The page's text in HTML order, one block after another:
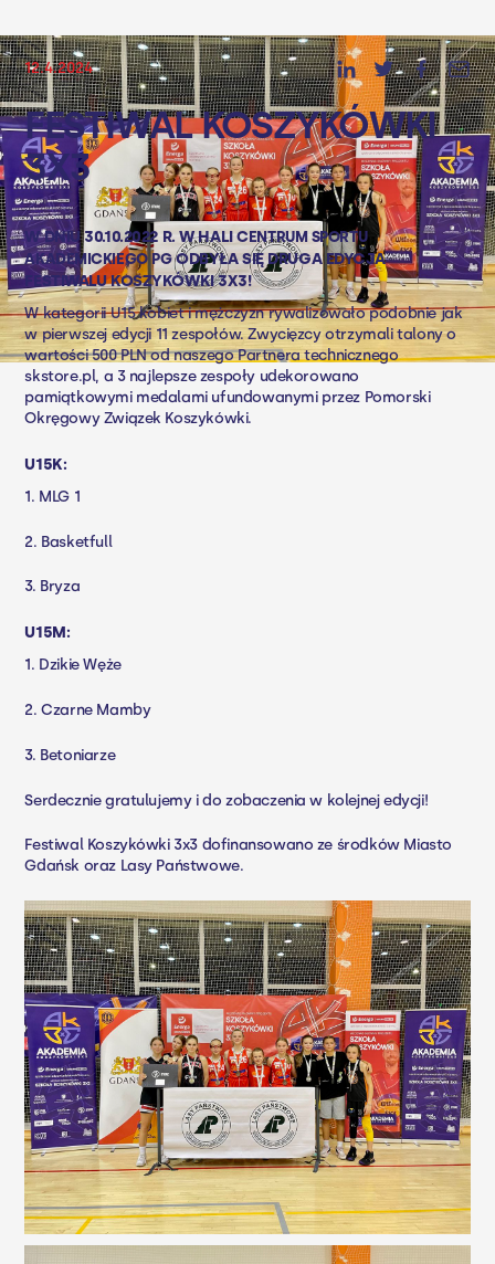
12.4.2024
FESTIWAL KOSZYKÓWKI
3X3
W DNIU 30.10.2022 R. W HALICENTRUM SPORTU
AKADEMICKIEGO PGODBYŁA SIĘ DRUGA EDYCJA
FESTIWALU KOSZYKÓWKI 3X3!
W kategorii U15 kobiet i mężczyzn rywalizowało podobnie jak
w pierwszej edycji 11 zespołów. Zwycięzcy otrzymali talony o
wartości 500 PLN od naszego Partnera technicznego
skstore.pl, a 3 najlepsze zespoły udekorowano
pamiątkowymi medalami ufundowanymi przez Pomorski
Okręgowy Związek Koszykówki.
U15K:
1. MLG 1
2. Basketfull
3. Bryza
U15M:
1. Dzikie Węże
2. Czarne Mamby
3. Betoniarze
Serdecznie gratulujemy i do zobaczenia w kolejnej edycji!
Festiwal Koszykówki 3x3 dofinansowano ze środków Miasto
Gdańsk oraz Lasy Państwowe.